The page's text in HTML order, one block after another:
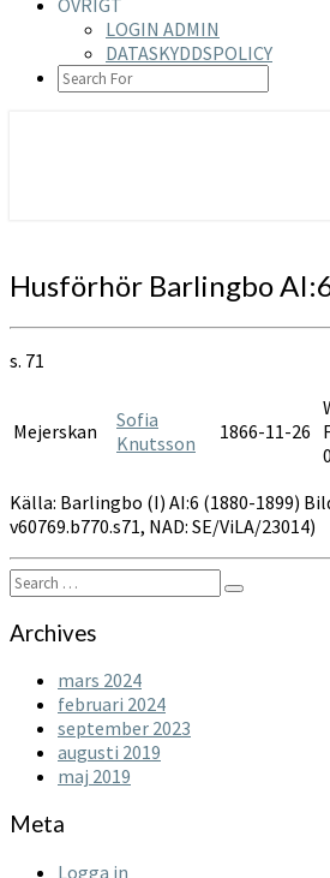
ÖVRIGT
LOGIN ADMIN
DATASKYDDSPOLICY
SEARCH
ICON
Husförhör
Barlingbo
AI:6
1880-
1899
Husförhör Barlingbo
s. 71
Mejerskan
Sofia
Knutsson
1866-11-26
Källa: Barlingbo (I) AI:6 (1880-1899)
v60769.b770.s71, NAD: SE/ViLA/23014)
Search
for:
Search
Archives
mars 2024
februari 2024
september 2023
augusti 2019
maj 2019
Meta
Logga in